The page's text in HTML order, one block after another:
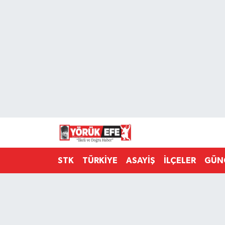
STK TÜRKİYE ASAYİŞ İLÇELER
Süper Lig Puan Durumu ve Fikstür
Tüm Manşetler